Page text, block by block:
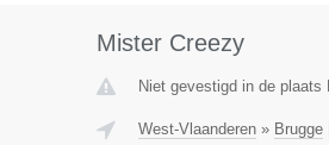
Mister Creezy
Niet gevestigd in de
West-Vlaanderen» Brugge|